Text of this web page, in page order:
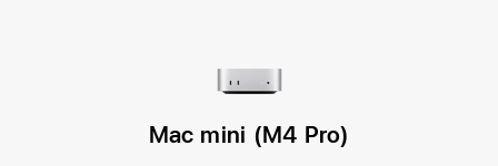
Mac mini (M4 Pro)